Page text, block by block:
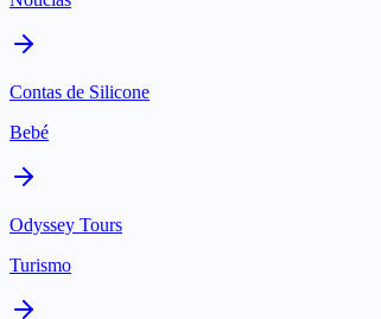
Contas de Silicone
Bebé
Odyssey Tours
Turismo